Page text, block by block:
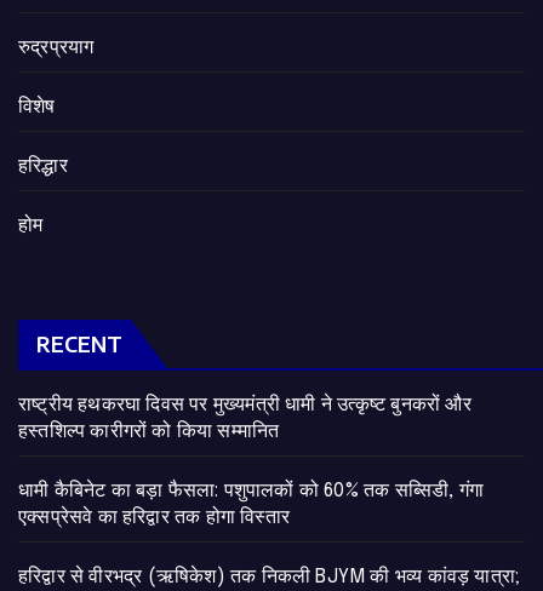
रुद्रप्रयाग
विशेष
हरिद्धार
होम
RECENT
राष्ट्रीय हथकरघा दिवस पर मुख्यमंत्री धामी ने उत्कृष्ट बुनकरों और
हस्तशिल्प कारीगरों को किया सम्मानित
​धामी कैबिनेट का बड़ा फैसला: पशुपालकों को 60% तक सब्सिडी, गंगा
एक्सप्रेसवे का हरिद्वार तक होगा विस्तार
​हरिद्वार से वीरभद्र (ऋषिकेश) तक निकली BJYM की भव्य कांवड़ यात्रा;